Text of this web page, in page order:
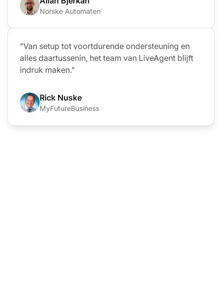
Norske Automaten
"Van setup tot voortdurende ondersteuning en
alles daartussenin, het team van LiveAgent blijft
indruk maken."
Rick Nuske
MyFutureBusiness